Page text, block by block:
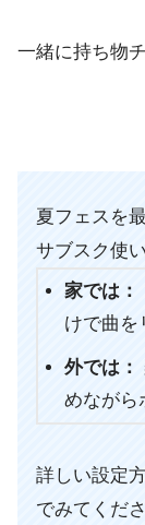
一緒に持ち物
夏フェスを
サブスク使い
家では：
けで曲を
外では：
めながら
詳しい設定
でみてくだ